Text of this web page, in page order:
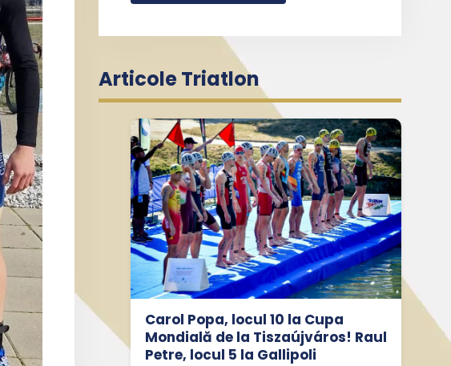
Articole Triatlon
Carol Popa, locul 10 la Cupa
Mondială de la Tiszaújváros! Raul
Petre, locul 5 la Gallipoli